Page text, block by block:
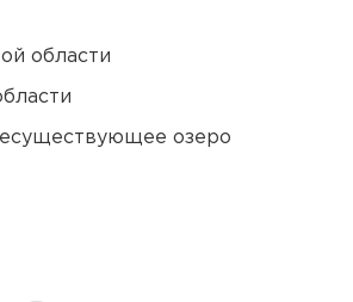
области
озеро